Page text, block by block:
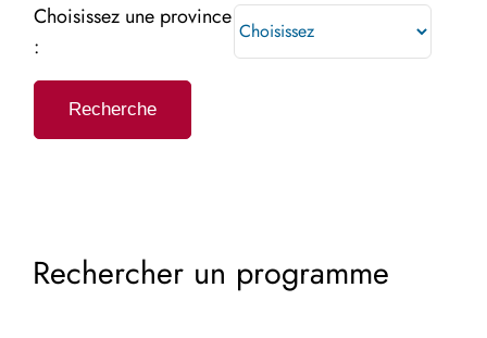
Choisissez une province
:
Recherche
Rechercher un programme